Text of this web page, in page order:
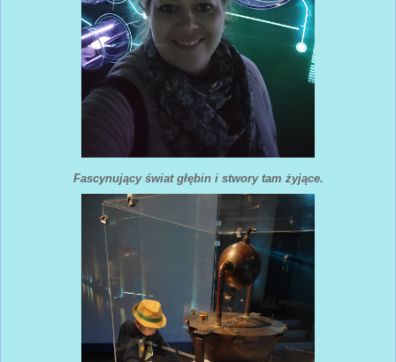
Fascynujący świat głębin i stwory tam żyjące.